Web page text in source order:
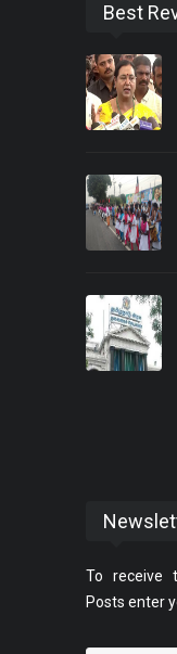
Best
To receive
Posts enter